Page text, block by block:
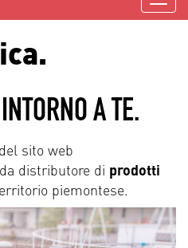
A TE.
sito web
distributore di prodotti
piemontese.